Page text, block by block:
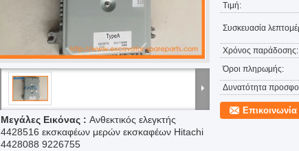
Μεγάλες Εικόνας : Ανθεκτικός ελεγκτής
4428516 εκσκαφέων μερών εκσκαφέων Hitachi
4428088 9226755
Τιμή:
Συσκευασία
Χρόνος παράδοσης:
Όροι πληρωμής:
Δυνατότητα
Επικοινωνία